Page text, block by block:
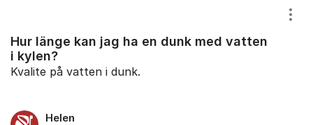
Hur länge kan jag ha en dunk med vatten
i kylen?
Kvalite på vatten i dunk.
Helen